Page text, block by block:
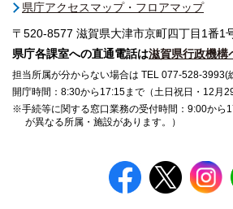
県庁アクセスマップ・フロアマップ
〒520-8577 滋賀県大津市京町四丁目1番1
県庁各課室への直通電話は滋賀県行政機構
担当所属が分からない場合は TEL 077-528-3993(
開庁時間：8:30から17:15まで（土日祝日・12月
※手続等に関する窓口業務の受付時間：9:00から
が異なる所属・施設があります。）